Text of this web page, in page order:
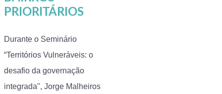
PRIORITÁRIOS
Durante o Seminário
“Territórios Vulneráveis: o
desafio da governação
integrada", Jorge Malheiros